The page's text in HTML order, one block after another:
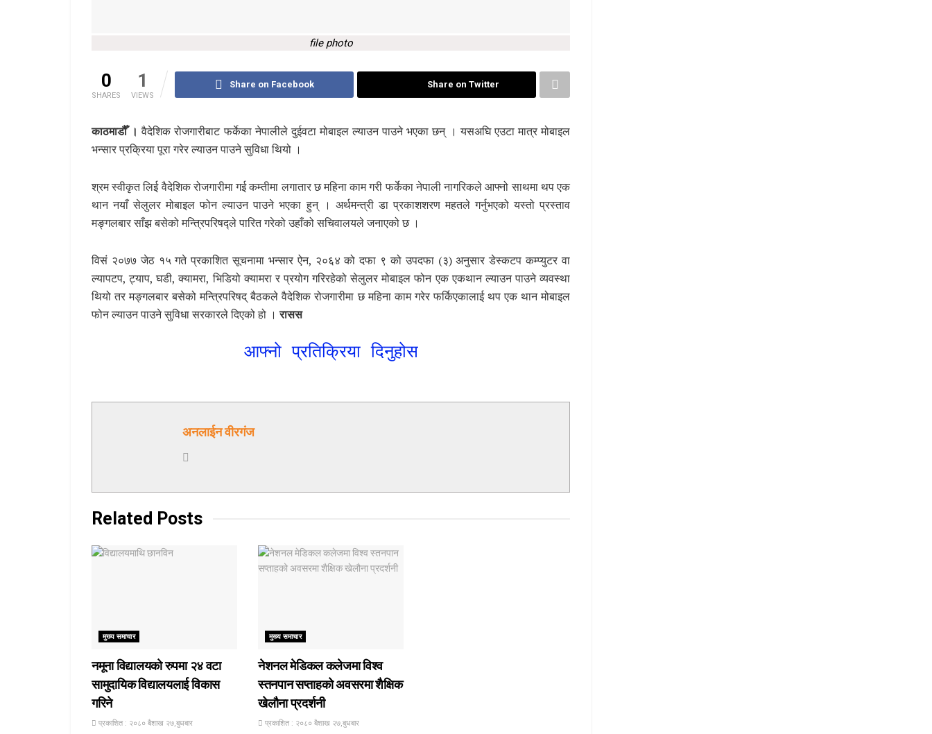
file photo
0
SHARES
1
VIEWS
Share on Facebook Share on Twitter
काठमाडौँ । वैदेशिक रोजगारीबाट फर्केका नेपालीले दुईवटा मोबाइल ल्याउन पाउने भएका छन् । यसअघि एउटा मात्र मोबाइल
भन्सार प्रक्रिया पूरा गरेर ल्याउन पाउने सुविधा थियो ।
श्रम स्वीकृत लिई वैदेशिक रोजगारीमा गई कम्तीमा लगातार छ महिना काम गरी फर्केका नेपाली नागरिकले आफ्नो साथमा थप एक
थान नयाँ सेलुलर मोबाइल फोन ल्याउन पाउने भएका हुन् । अर्थमन्त्री डा प्रकाशशरण महतले गर्नुभएको यस्तो प्रस्ताव
मङ्गलबार साँझ बसेको मन्त्रिपरिषद्ले पारित गरेको उहाँको सचिवालयले जनाएको छ ।
विसं २०७७ जेठ १५ गते प्रकाशित सूचनामा भन्सार ऐन, २०६४ को दफा ९ को उपदफा (३) अनुसार डेस्कटप कम्प्युटर वा
ल्यापटप, ट्याप, घडी, क्यामरा, भिडियो क्यामरा र प्रयोग गरिरहेको सेलुलर मोबाइल फोन एक एकथान ल्याउन पाउने व्यवस्था
थियो तर मङ्गलबार बसेको मन्त्रिपरिषद् बैठकले वैदेशिक रोजगारीमा छ महिना काम गरेर फर्किएकालाई थप एक थान मोबाइल
फोन ल्याउन पाउने सुविधा सरकारले दिएको हो ।रासस
आफ्नो प्रतिक्रिया दिनुहोस
अनलाईन वीरगंज
Related Posts
मुख्य समाचार
नमूना विद्यालयको रुपमा २४ वटा
सामुदायिक विद्यालयलाई विकास
गरिने
प्रकाशित : २०८० बैशाख २७,बुधबार
मुख्य समाचार
नेशनल मेडिकल कलेजमा विश्व
स्तनपान सप्ताहको अवसरमा शैक्षिक
खेलौना प्रदर्शनी
प्रकाशित : २०८० बैशाख २७,बुधबार